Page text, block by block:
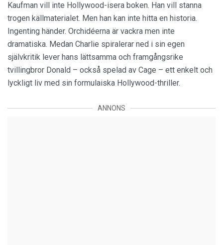
Kaufman vill inte Hollywood-isera boken. Han vill stanna
trogen källmaterialet. Men han kan inte hitta en historia.
Ingenting händer. Orchidéerna är vackra men inte
dramatiska. Medan Charlie spiralerar ned i sin egen
självkritik lever hans lättsamma och framgångsrike
tvillingbror Donald – också spelad av Cage – ett enkelt och
lyckligt liv med sin formulaiska Hollywood-thriller.
ANNONS